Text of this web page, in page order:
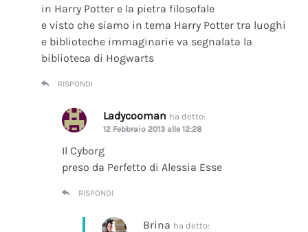
in Harry Potter e la pietra filosofale
e visto che siamo in tema Harry Potter tra luoghi
e biblioteche immaginarie va segnalata la
biblioteca di Hogwarts
RISPONDI
Ladycooman ha detto:
12 Febbraio 2013 alle 12:28
Il Cyborg
preso da Perfetto di Alessia Esse
RISPONDI
Brina ha detto: